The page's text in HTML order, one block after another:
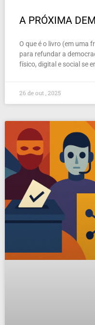
A PRÓXIMA
O que é o livro (em uma
para refundar a
físico, digital e social se
26 de out , 2025